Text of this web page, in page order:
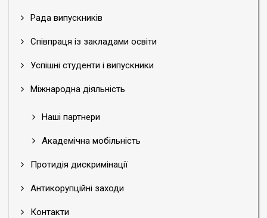
Рада випускників
Співпраця із закладами освіти
Успішні студенти і випускники
Міжнародна діяльність
Наші партнери
Академічна мобільність
Протидія дискримінації
Антикорупційні заходи
Контакти